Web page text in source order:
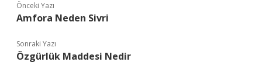
Önceki Yazı
Amfora Neden Sivri
Sonraki Yazı
Özgürlük Maddesi Nedir